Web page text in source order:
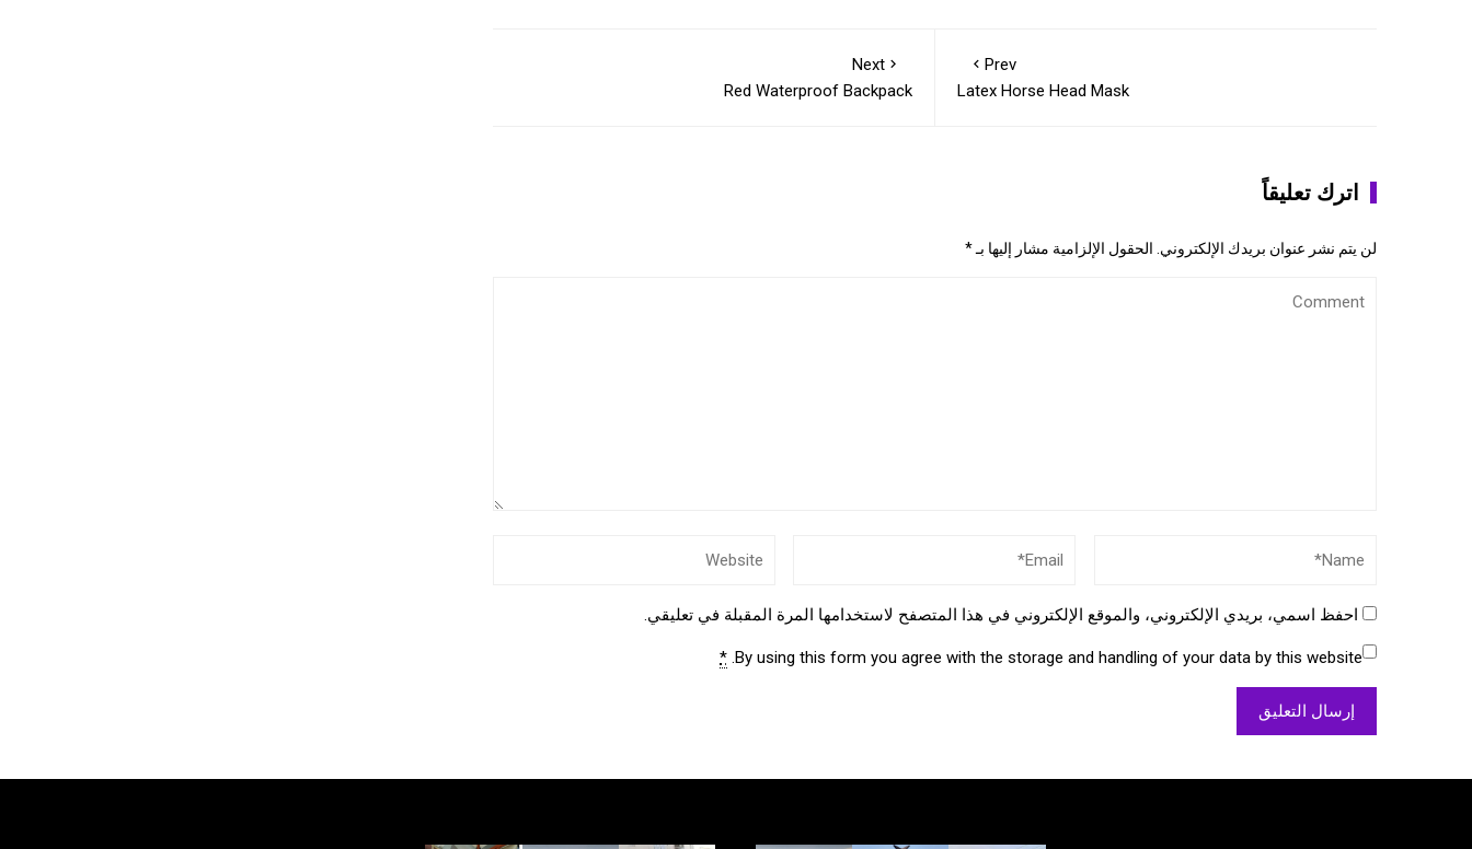
Prev
Latex Horse Head Mask
Next
Red Waterproof Backpack
اترك تعليقاً
لن يتم نشر عنوان بريدك الإلكتروني. الحقول الإلزامية مشار إليها بـ*
احفظ اسمي، بريدي الإلكتروني، والموقع الإلكتروني في هذا المتصفح لاستخدامها المرة المقبلة في تعليقي.
By using this form you agree with the storage and handling of your data by this website.
*